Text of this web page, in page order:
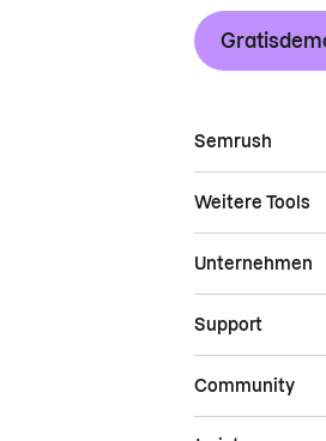
Semrush
Weitere Tools
Unternehmen
Support
Community